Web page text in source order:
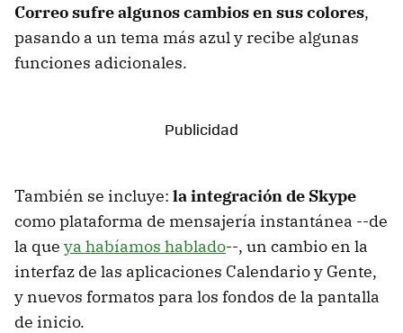
Correo sufre algunos cambios en sus colores,
pasando a un tema más azul y recibe algunas
funciones adicionales.
También se incluye: la integración de Skype
como plataforma de mensajería instantánea --de
la que ya habíamos hablado--, un cambio en la
interfaz de las aplicaciones Calendario y Gente,
y nuevos formatos para los fondos de la pantalla
de inicio.